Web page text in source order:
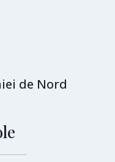
de Nord